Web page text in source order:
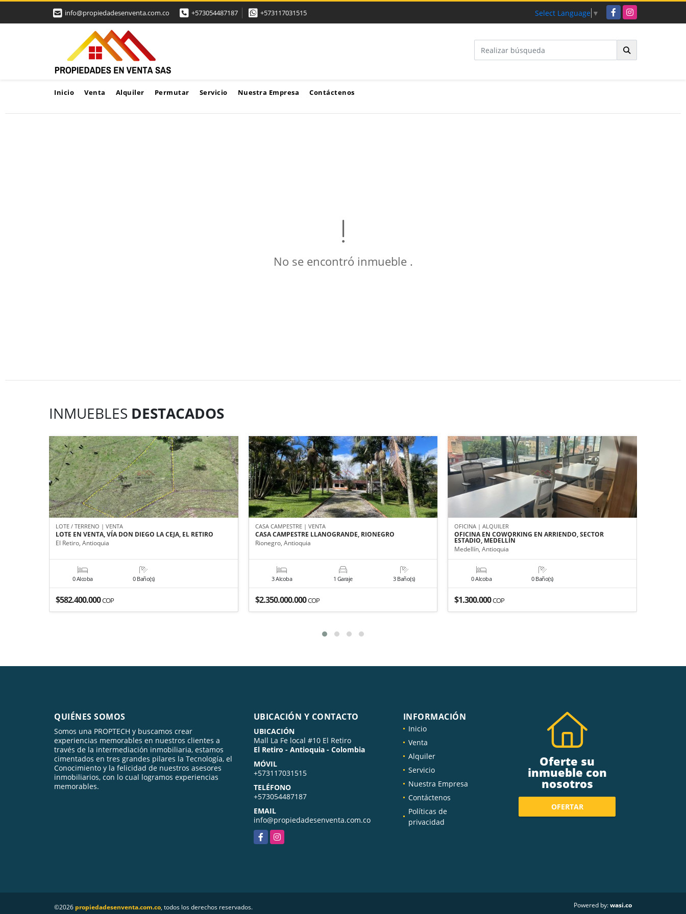
info@propiedadesenventa.com.co +573054487187 +573117031515 Select Language ▼ FacebookInstagram
Inicio Venta Alquiler Permutar Servicio Nuestra Empresa Contáctenos
No se encontró inmueble .
INMUEBLES DESTACADOS
LOTE / TERRENO | VENTA
LOTE EN VENTA, VÍA DON DIEGO LA CEJA, EL RETIRO
El Retiro, Antioquia
0 Alcoba 0 Baño(s)
$582.400.000COP
CASA CAMPESTRE | VENTA
CASA CAMPESTRE LLANOGRANDE, RIONEGRO
Rionegro, Antioquia
3 Alcoba 1 Garaje 3 Baño(s)
$2.350.000.000COP
OFICINA | ALQUILER
OFICINA EN COWORKING EN ARRIENDO, SECTOR
ESTADIO, MEDELLÍN
Medellín, Antioquia
0 Alcoba 0 Baño(s)
$1.300.000COP
QUIÉNES SOMOS
Somos una PROPTECH y buscamos crear
experiencias memorables en nuestros clientes a
través de la intermediación inmobiliaria, estamos
cimentados en tres grandes pilares la Tecnología, el
Conocimiento y la felicidad de nuestros asesores
inmobiliarios, con lo cual logramos experiencias
memorables.
UBICACIÓN Y CONTACTO
UBICACIÓN
Mall La Fe local #10 El Retiro
El Retiro - Antioquia - Colombia
MÓVIL
+573117031515
TELÉFONO
+573054487187
EMAIL
info@propiedadesenventa.com.co
FacebookInstagram
INFORMACIÓN
Inicio
Venta
Alquiler
Servicio
Nuestra Empresa
Contáctenos
Políticas de
privacidad
Oferte su
inmueble con
nosotros
OFERTAR
©2026 propiedadesenventa.com.co, todos los derechos reservados. Powered by:wasi.co